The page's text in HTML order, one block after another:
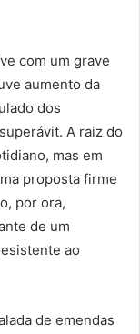
com um grave
aumento da
dos
A raiz do
mas em
proposta firme
por ora,
de um
ao
de emendas